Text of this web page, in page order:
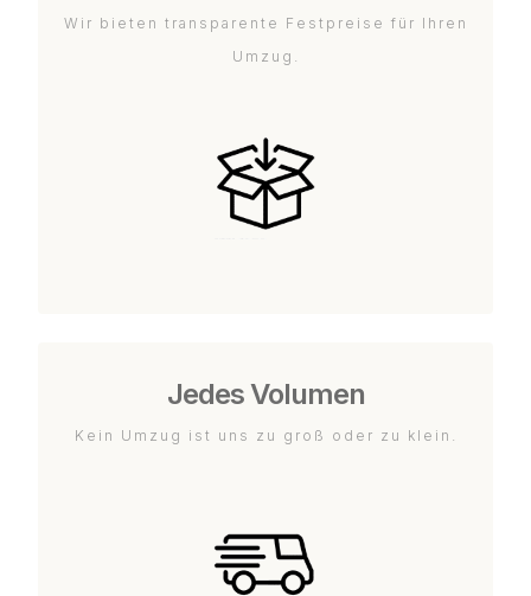
Wir bieten transparente Festpreise für Ihren
Umzug.
Jedes Volumen
Kein Umzug ist uns zu groß oder zu klein.